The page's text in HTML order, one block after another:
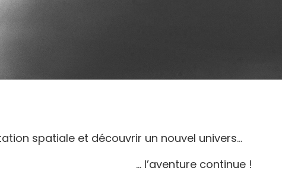
spatiale et découvrir un nouvel univers…
… l’aventure continue !